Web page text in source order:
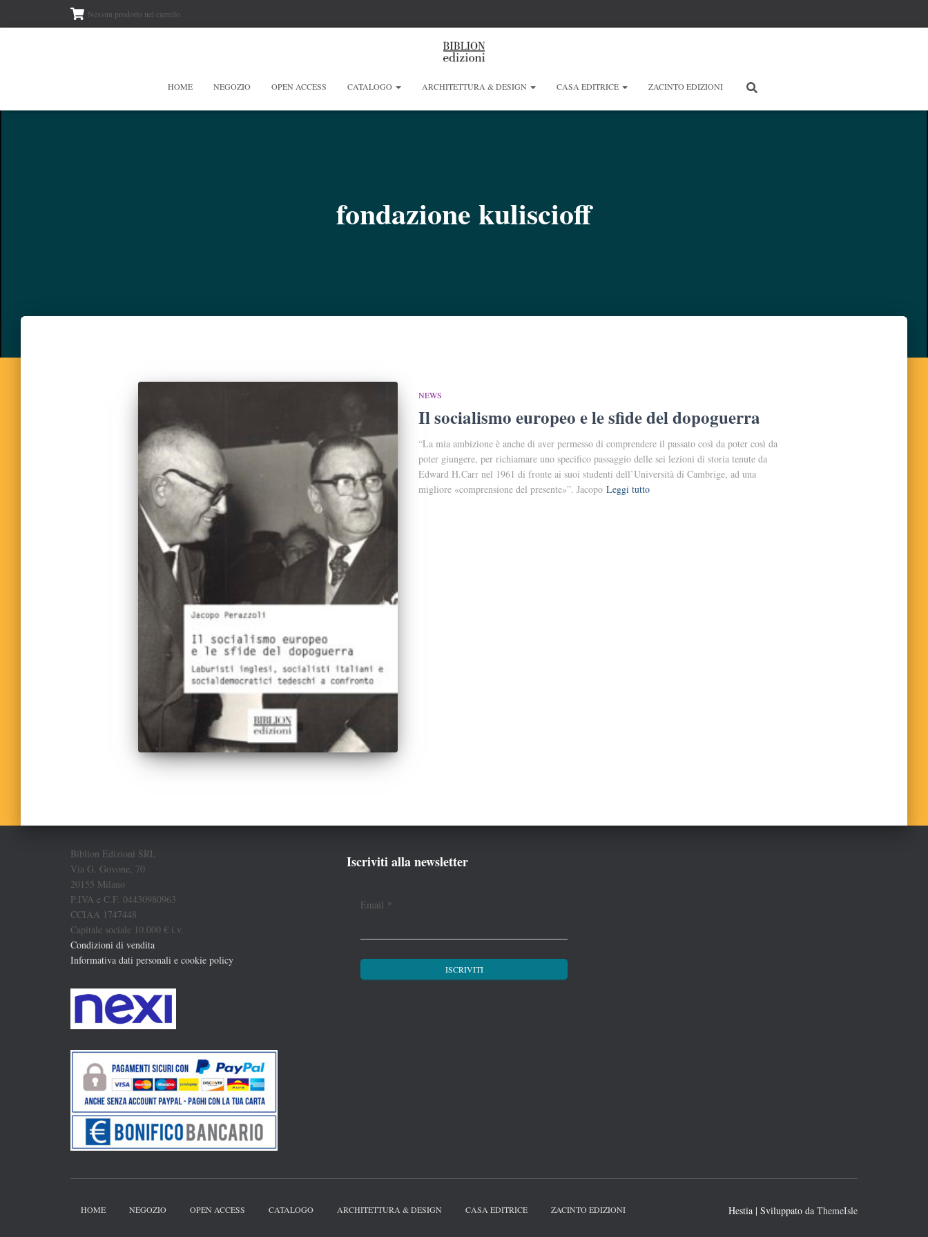
Nessun prodotto nel carrello.
HOME NEGOZIO OPEN ACCESS CATALOGO ARCHITETTURA & DESIGN CASA EDITRICE ZACINTO EDIZIONI
fondazione kuliscioff
NEWS
Il socialismo europeo e le sfide del dopoguerra
“La mia ambizione è anche di aver permesso di comprendere il passato così da poter così da
poter giungere, per richiamare uno specifico passaggio delle sei lezioni di storia tenute da
Edward H.Carr nel 1961 di fronte ai suoi studenti dell’Università di Cambrige, ad una
migliore «comprensione del presente»”. Jacopo Leggi tutto
Biblion Edizioni SRL
Via G. Govone, 70
20155 Milano
P.IVA e C.F. 04430980963
CCIAA 1747448
Capitale sociale 10.000 € i.v.
Condizioni di vendita
Informativa dati personali e cookie policy
Iscriviti alla newsletter
Email *
HOME NEGOZIO OPEN ACCESS CATALOGO ARCHITETTURA & DESIGN CASA EDITRICE ZACINTO EDIZIONI Hestia | Sviluppato da ThemeIsle